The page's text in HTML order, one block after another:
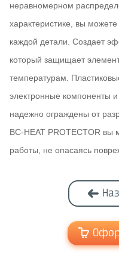
неравномерном
характеристике, вы
каждой детали. Cоздает
который защищает
температурам.
электронные компоненты
надежно ограждены от
BC-HEAT PROTECTOR вы
работы, не опасаясь